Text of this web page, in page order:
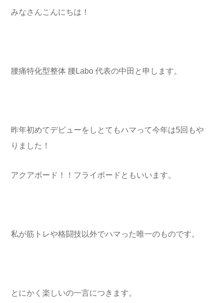
みなさんこんにちは！
腰痛特化型整体 腰Labo 代表の中田と申します。
昨年初めてデビューをしとてもハマって今年は5回もや
りました！
アクアボード！！フライボードともいいます。
私が筋トレや格闘技以外でハマった唯一のものです。
とにかく楽しいの一言につきます。